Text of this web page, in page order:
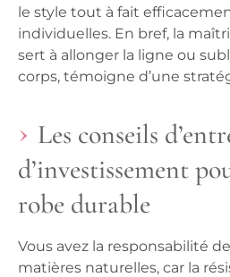
le style tout à fait
individuelles. En bref, la
sert à allonger la ligne ou
corps, témoigne d’une
Les conseils
d’investissement
robe durable
Vous avez la responsabilité
matières naturelles, car la